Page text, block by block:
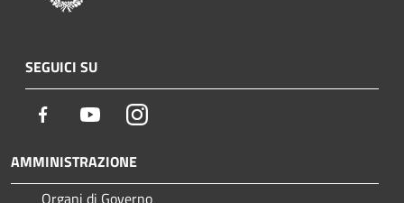
SEGUICI SU
Facebook YoutubeInstagram
AMMINISTRAZIONE
Organi di Governo